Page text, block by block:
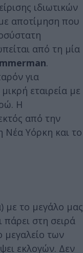
ιδιωτικών
αποτίμηση που
από τη μία
.
για
εταιρεία με
Η
από την
Νέα Υόρκη και το
με το μεγάλο μας
στη σειρά
μεγαλείο των
εκλογών. Δεν